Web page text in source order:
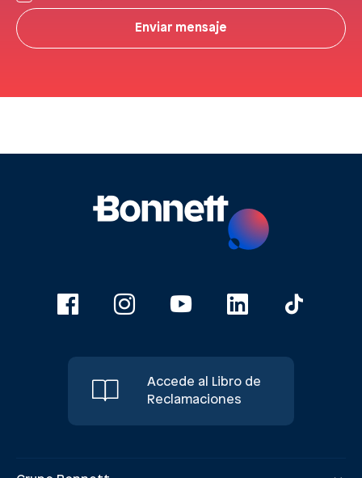
Enviar mensaje
Accede al Libro de
Reclamaciones